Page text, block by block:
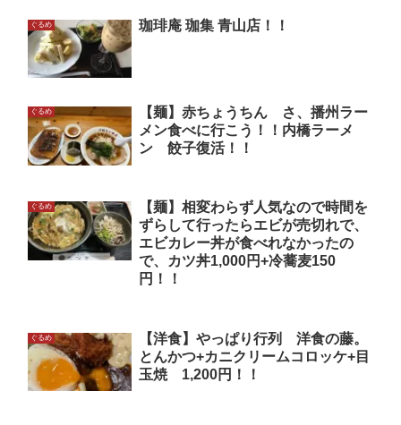
ぐるめ 珈琲庵 珈集 青山店！！
ぐるめ
【麺】赤ちょうちん さ、播州ラー
メン食べに行こう！！内橋ラーメ
ン 餃子復活！！
ぐるめ
【麺】相変わらず人気なので時間を
ずらして行ったらエビが売切れで、
エビカレー丼が食べれなかったの
で、カツ丼1,000円+冷蕎麦150
円！！
ぐるめ
【洋食】やっぱり行列 洋食の藤。
とんかつ+カニクリームコロッケ+目
玉焼 1,200円！！